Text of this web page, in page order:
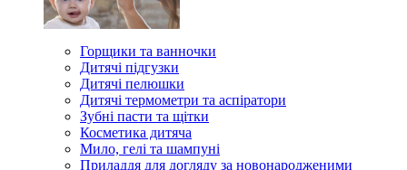
Горщики та ванночки
Дитячі підгузки
Дитячі пелюшки
Дитячі термометри та аспіратори
Зубні пасти та щітки
Косметика дитяча
Мило, гелі та шампуні
Приладдя для догляду за новонародженими